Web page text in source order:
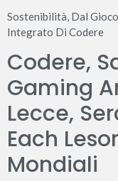
Sostenibilità, Dal
Integrato Di Codere
Codere,
Gaming
Lecce,
Each
Mondiali